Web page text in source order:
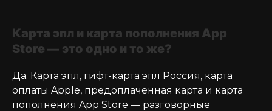
Карта эпл и карта пополнения App
Store — это одно и то же?
Да. Карта эпл, гифт-карта эпл Россия, карта
оплаты Apple, предоплаченная карта и карта
пополнения App Store — разговорные